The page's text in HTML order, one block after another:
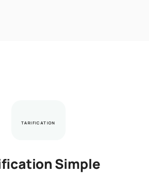
TARIFICATION
Simple